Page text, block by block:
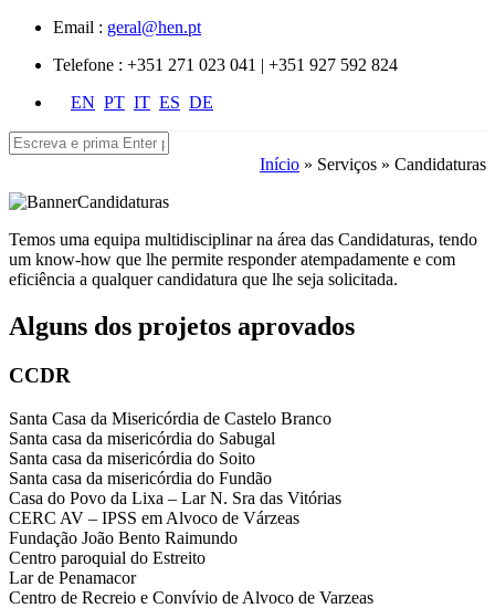
Passar para o conteúdo principal
Email : geral@hen.pt
Telefone : +351 271 023 041 | +351 927 592 824
EN PT IT ES DE
Formulário de pesquisa
Pesquisar
Está aqui
Início » Serviços » Candidaturas
Temos uma equipa multidisciplinar na área das Candidaturas, tendo
um know-how que lhe permite responder atempadamente e com
eficiência a qualquer candidatura que lhe seja solicitada.
Alguns dos projetos aprovados
CCDR
Santa Casa da Misericórdia de Castelo Branco
Santa casa da misericórdia do Sabugal
Santa casa da misericórdia do Soito
Santa casa da misericórdia do Fundão
Casa do Povo da Lixa – Lar N. Sra das Vitórias
CERC AV – IPSS em Alvoco de Várzeas
Fundação João Bento Raimundo
Centro paroquial do Estreito
Lar de Penamacor
Centro de Recreio e Convívio de Alvoco de Varzeas